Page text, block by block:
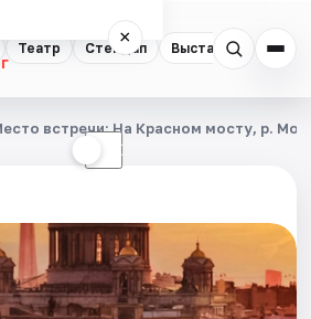
Театр Стендап Выставки
×
☾
встречи: На Красном мосту, р.